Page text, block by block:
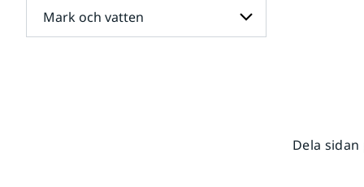
Väder
till
havs
Undersidor
för
Mark och vatten
Dela sidan